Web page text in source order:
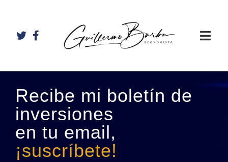
Recibe mi boletín de
inversiones
en tu email,
¡suscríbete!